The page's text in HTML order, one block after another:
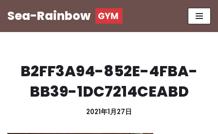
プ
Sea-Rainbow
B2FF3A94-852E-4FBA-
BB39-1DC7214CEABD
2021年1月27日